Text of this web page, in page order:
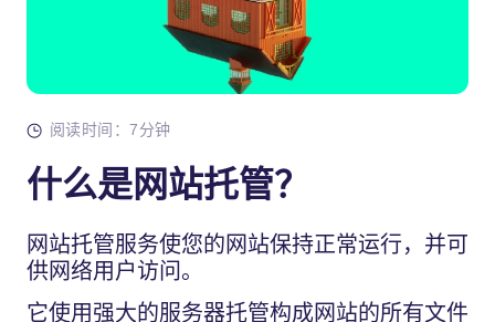
阅读时间：7分钟
什么是网站托管？
网站托管服务使您的网站保持正常运行，并可
供网络用户访问。
它使用强大的服务器托管构成网站的所有文件